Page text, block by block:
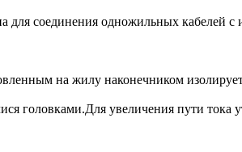
соединения одножильных кабелей с
на жилу наконечником
головками.Для увеличения пути тока